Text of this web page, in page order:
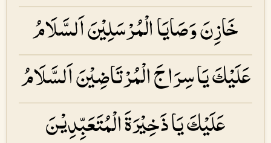
خَازِنَ وَصَایَا الْمُرْسَلِیْنَ اَلسَّلَامُ
عَلَیْكَ یَا سِرَاجَ الْمُرْتَاضِیْنَ اَلسَّلَامُ
عَلَیْكَ یَا ذَخِیْرَۃَ الْمُتَعَبِّدِیْنَ